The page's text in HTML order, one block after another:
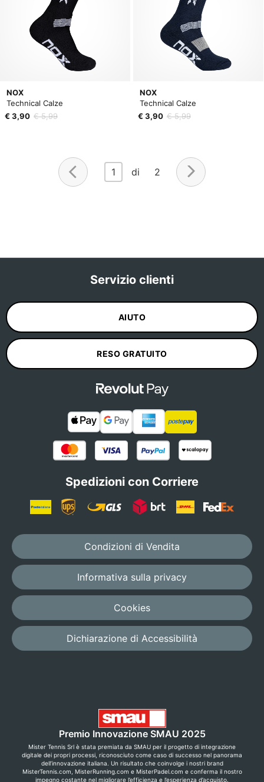
NOX
Technical Calze
€ 3,90 € 5,99
NOX
Technical Calze
€ 3,90 € 5,99
1 di 2
Servizio clienti
AIUTO
RESO GRATUITO
Spedizioni con Corriere
Condizioni di Vendita
Informativa sulla privacy
Cookies
Dichiarazione di Accessibilità
Premio Innovazione SMAU 2025
Mister Tennis Srl è stata premiata da SMAU per il progetto di integrazione
digitale dei propri processi, riconosciuto come caso di successo nel panorama
dell’innovazione italiana. Un risultato che coinvolge i nostri brand
MisterTennis.com, MisterRunning.com e MisterPadel.com e conferma il nostro
impegno costante nel migliorare l’efficienza e l’esperienza d’acquisto.